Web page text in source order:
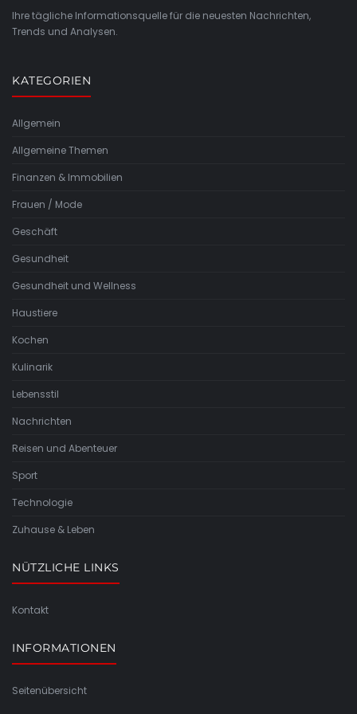
Ihre tägliche Informationsquelle für die neuesten Nachrichten,
Trends und Analysen.
KATEGORIEN
Allgemein
Allgemeine Themen
Finanzen & Immobilien
Frauen / Mode
Geschäft
Gesundheit
Gesundheit und Wellness
Haustiere
Kochen
Kulinarik
Lebensstil
Nachrichten
Reisen und Abenteuer
Sport
Technologie
Zuhause & Leben
NÜTZLICHE LINKS
Kontakt
INFORMATIONEN
Seitenübersicht